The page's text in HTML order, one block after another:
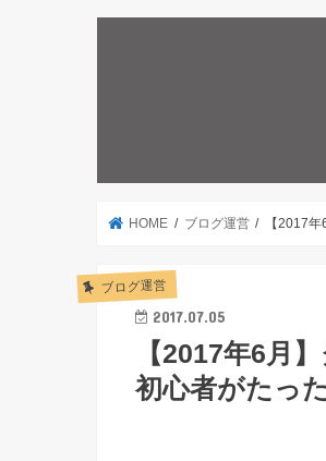
HOME ブログ運営 【2017
ブログ運営
2017.07.05
【2017年6月
初心者がたっ